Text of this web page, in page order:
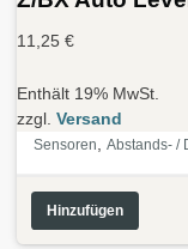
11,25 €
Enthält 19% MwSt.
zzgl. Versand
Sensoren Abstands- /
Hinzufügen